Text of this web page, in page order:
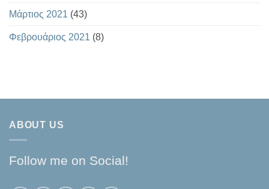
Μάρτιος 2021 (43)
Φεβρουάριος 2021 (8)
ABOUT US
Follow me on Social!